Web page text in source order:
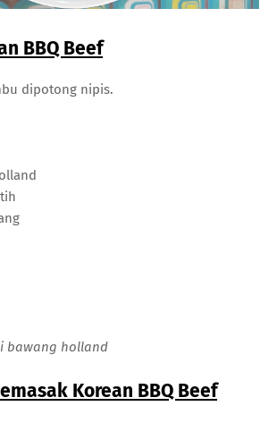
BBQ Beef
dipotong nipis.
bawang holland
Korean BBQ Beef